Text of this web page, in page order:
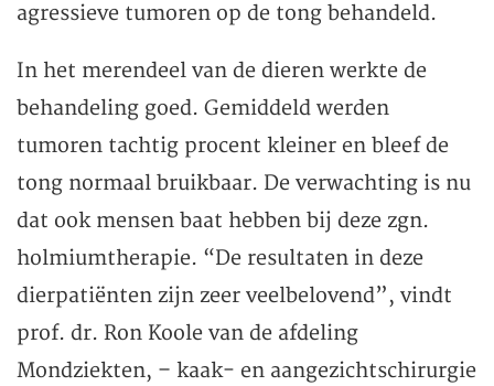
agressieve tumoren op de tong behandeld.
In het merendeel van de dieren werkte de
behandeling goed. Gemiddeld werden
tumoren tachtig procent kleiner en bleef de
tong normaal bruikbaar. De verwachting is nu
dat ook mensen baat hebben bij deze zgn.
holmiumtherapie. “De resultaten in deze
dierpatiënten zijn zeer veelbelovend”, vindt
prof. dr. Ron Koole van de afdeling
Mondziekten, – kaak- en aangezichtschirurgie